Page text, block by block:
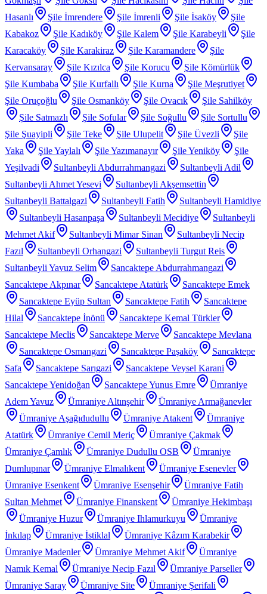
Hasanlı
Şile İmrendere Şile İmrenli Şile İsaköy
Şile
Kabakoz
Şile Kadıköy Şile Kalem Şile Karabeyli
Şile
Karacaköy
Şile Karakiraz Şile Karamandere
Şile
Kervansaray
Şile Kızılca Şile Korucu
Şile Kömürlük
Şile Kumbaba
Şile Kurfallı Şile Kurna
Şile Meşrutiyet
Şile Oruçoğlu
Şile Osmanköy Şile Ovacık
Şile Sahilköy
Şile Satmazlı
Şile Sofular Şile Soğullu
Şile Sortullu
Şile Şuayipli
Şile Teke Şile Ulupelit Şile Üvezli
Şile
Yaka
Şile Yaylalı Şile Yazımanayır Şile Yeniköy
Şile
Yeşilvadi
Sultanbeyli Abdurrahmangazi
Sultanbeyli Adil
Sultanbeyli Ahmet Yesevi
Sultanbeyli Akşemsettin
Sultanbeyli Battalgazi
Sultanbeyli Fatih
Sultanbeyli Hamidiye
Sultanbeyli Hasanpaşa
Sultanbeyli Mecidiye
Sultanbeyli
Mehmet Akif
Sultanbeyli Mimar Sinan
Sultanbeyli Necip
Fazıl
Sultanbeyli Orhangazi
Sultanbeyli Turgut Reis
Sultanbeyli Yavuz Selim
Sancaktepe Abdurrahmangazi
Sancaktepe Akpınar
Sancaktepe Atatürk
Sancaktepe Emek
Sancaktepe Eyüp Sultan
Sancaktepe Fatih
Sancaktepe
Hilal
Sancaktepe İnönü
Sancaktepe Kemal Türkler
Sancaktepe Meclis
Sancaktepe Merve
Sancaktepe Mevlana
Sancaktepe Osmangazi
Sancaktepe Paşaköy
Sancaktepe
Safa
Sancaktepe Sarıgazi
Sancaktepe Veysel Karani
Sancaktepe Yenidoğan
Sancaktepe Yunus Emre
Ümraniye
Adem Yavuz
Ümraniye Altınşehir
Ümraniye Armağanevler
Ümraniye Aşağıdudullu
Ümraniye Atakent
Ümraniye
Atatürk
Ümraniye Cemil Meriç
Ümraniye Çakmak
Ümraniye Çamlık
Ümraniye Dudullu OSB
Ümraniye
Dumlupınar
Ümraniye Elmalıkent
Ümraniye Esenevler
Ümraniye Esenkent
Ümraniye Esenşehir
Ümraniye Fatih
Sultan Mehmet
Ümraniye Finanskent
Ümraniye Hekimbaşı
Ümraniye Huzur
Ümraniye Ihlamurkuyu
Ümraniye
İnkılap
Ümraniye İstiklal
Ümraniye Kâzım Karabekir
Ümraniye Madenler
Ümraniye Mehmet Akif
Ümraniye
Namık Kemal
Ümraniye Necip Fazıl
Ümraniye Parseller
Ümraniye Saray
Ümraniye Site
Ümraniye Şerifali